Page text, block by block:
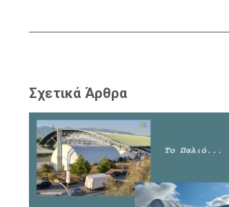
Σχετικά Άρθρα